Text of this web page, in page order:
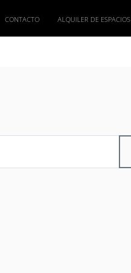
CONTACTO ALQUILER DE ESPACIOS